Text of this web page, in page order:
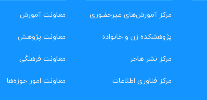
مرکز آموزش‌های غیرحضوری
پژوهشکده زن و خانواده
مرکز نشر هاجر
مرکز فناوری اطلاعات
معاونت آموزش
معاونت پژوهش
معاونت فرهنگی
معاونت امور حوزه‌ها